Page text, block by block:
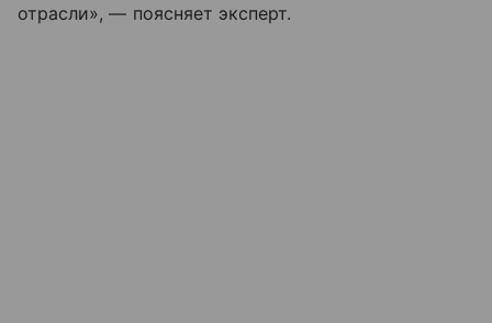
отрасли», — поясняет эксперт.